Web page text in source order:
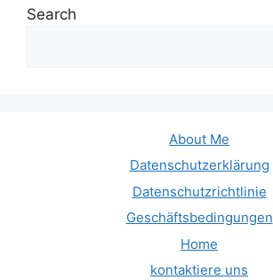
Search
About Me
Datenschutzerklärung
Datenschutzrichtlinie
Geschäftsbedingungen
Home
kontaktiere uns